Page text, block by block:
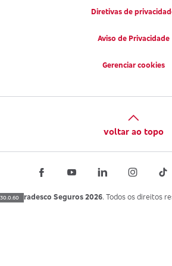
30.0.60
Diretivas de
Aviso de Privacidade
Gerenciar cookies
voltar ao topo
Bradesco Seguros 2026. Todos os direitos